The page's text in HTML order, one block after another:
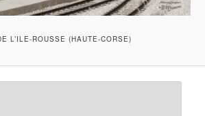
L’ILE-ROUSSE (HAUTE-CORSE)